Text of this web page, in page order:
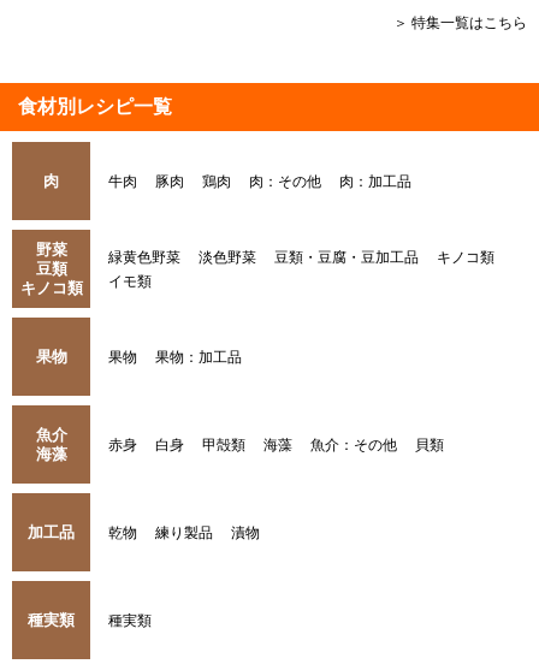
＞ 特集一覧はこちら
食材別レシピ一覧
肉 牛肉 豚肉 鶏肉 肉：その他 肉：加工品
野菜
豆類
キノコ類
緑黄色野菜 淡色野菜 豆類・豆腐・豆加工品
キノコ類
イモ類
果物 果物 果物：加工品
魚介
海藻
赤身 白身 甲殻類 海藻 魚介：その他 貝類
加工品 乾物 練り製品 漬物
種実類 種実類